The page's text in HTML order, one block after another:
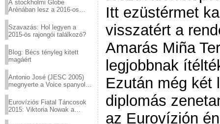
A stockholmi Globe
Arénában lesz a 2016-os
Szavazás: Hol legyen a
2015-ös rajongói találkozó?
Blog: Bécs tényleg kitett
magáért
Antonio José (JESC 2005)
megnyerte a Voice spanyol
Eurovíziós Fiatal Táncosok
2015: Viktoria Nowak a
Itt ezüstérmet
visszatért a
Amarás Miña
legjobbnak
Ezután még két
diplomás
az Eurovízión